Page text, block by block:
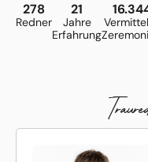
Redner
278
Jahre
Erfahrung
21